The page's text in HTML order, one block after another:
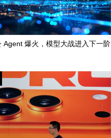
Agent 爆火，模型大战进入下一阶